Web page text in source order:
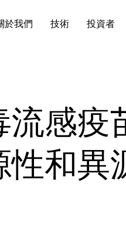
於我們 技術 投資者
流感疫
和異